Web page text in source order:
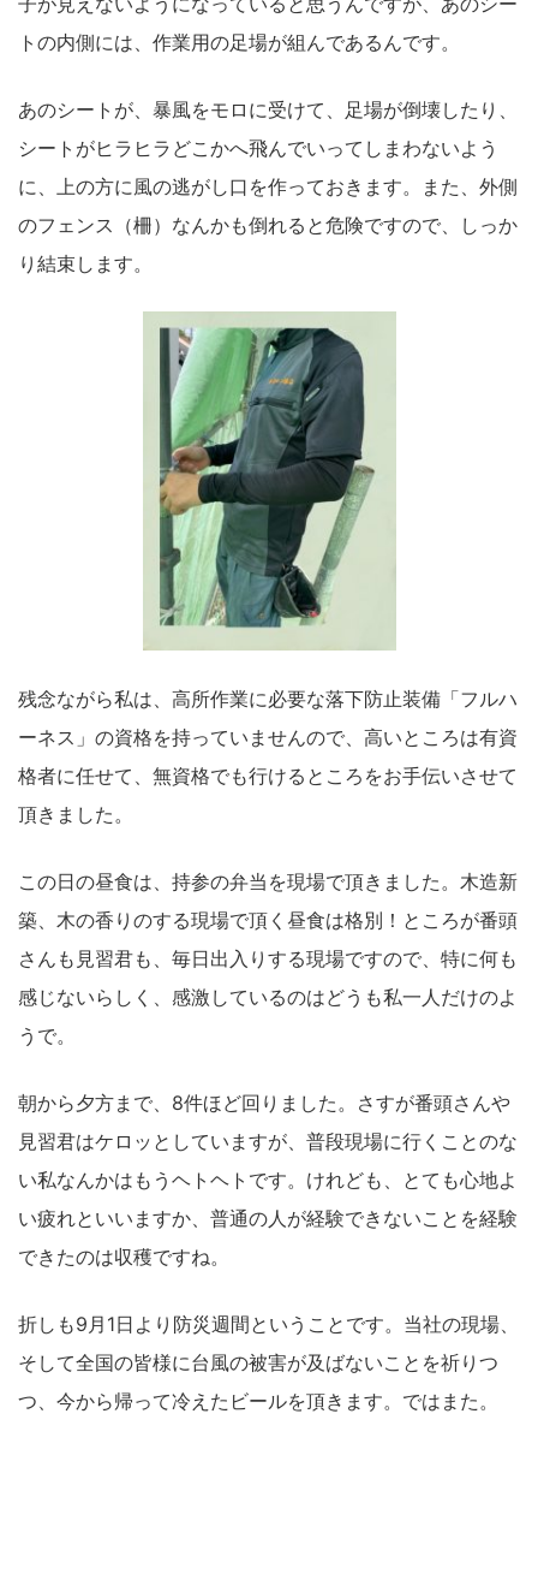
トの内側には、作業用の足場が組んであるんです。
あのシートが、暴風をモロに受けて、足場が倒壊したり、
シートがヒラヒラどこかへ飛んでいってしまわないよう
に、上の方に風の逃がし口を作っておきます。また、外側
のフェンス（柵）なんかも倒れると危険ですので、しっか
り結束します。
残念ながら私は、高所作業に必要な落下防止装備「フルハ
ーネス」の資格を持っていませんので、高いところは有資
格者に任せて、無資格でも行けるところをお手伝いさせて
頂きました。
この日の昼食は、持参の弁当を現場で頂きました。木造新
築、木の香りのする現場で頂く昼食は格別！ところが番頭
さんも見習君も、毎日出入りする現場ですので、特に何も
感じないらしく、感激しているのはどうも私一人だけのよ
うで。
朝から夕方まで、8件ほど回りました。さすが番頭さんや
見習君はケロッとしていますが、普段現場に行くことのな
い私なんかはもうヘトヘトです。けれども、とても心地よ
い疲れといいますか、普通の人が経験できないことを経験
できたのは収穫ですね。
折しも9月1日より防災週間ということです。当社の現場、
そして全国の皆様に台風の被害が及ばないことを祈りつ
つ、今から帰って冷えたビールを頂きます。ではまた。